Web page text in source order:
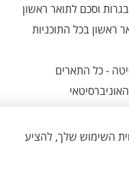
וסכם לתואר ראשון
ראשון בכל התוכניות
- כל התארים
כל מה שצריך לדעת